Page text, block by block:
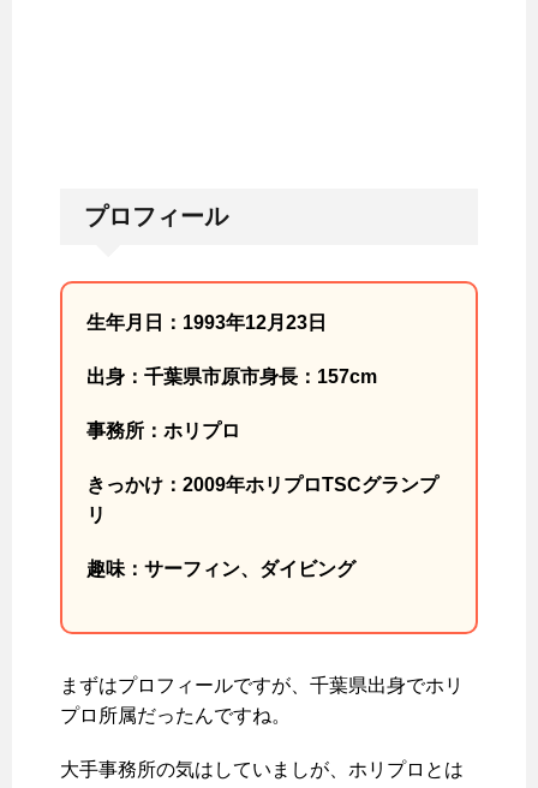
プロフィール
生年月日：1993年12月23日
出身：千葉県市原市身長：157cm
事務所：ホリプロ
きっかけ：2009年ホリプロTSCグランプ
リ
趣味：サーフィン、ダイビング
まずはプロフィールですが、千葉県出身でホリ
プロ所属だったんですね。
大手事務所の気はしていましが、ホリプロとは